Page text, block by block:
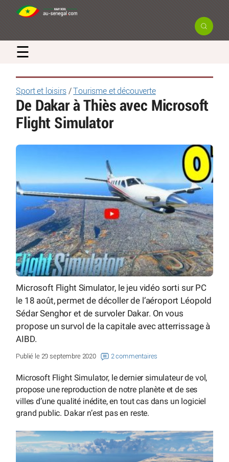
☰
Sport et loisirs/ Tourisme et découverte
De Dakar à Thiès avec Microsoft
Flight Simulator
Microsoft Flight Simulator, le jeu vidéo sorti sur PC
le 18 août, permet de décoller de l’aéroport Léopold
Sédar Senghor et de survoler Dakar. On vous
propose un survol de la capitale avec atterrissage à
AIBD.
Publié le 29 septembre 2020 2 commentaires
Microsoft Flight Simulator, le dernier simulateur de vol,
propose une reproduction de notre planète et de ses
villes d’une qualité inédite, en tout cas dans un logiciel
grand public. Dakar n’est pas en reste.